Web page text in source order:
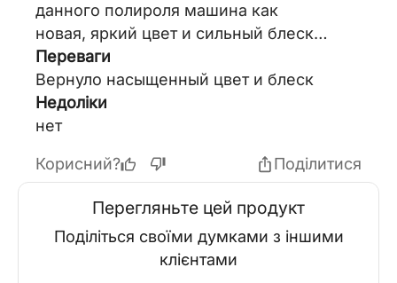
данного полироля машина как
новая, яркий цвет и сильный блеск,
так же убрало маленькие
царапинки.
Переваги
Вернуло насыщенный цвет и блеск
Недоліки
нет
Корисний? Поділитися
Перегляньте цей продукт
Поділіться своїми думками з іншими
клієнтами